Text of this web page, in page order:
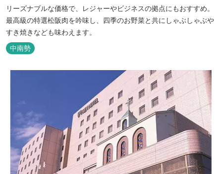
リーズナブルな価格で、レジャーやビジネスの拠点にもおすすめ。
最高級の特選松阪肉を吟味し、四季のお野菜と共にしゃぶしゃぶや
すき焼きなども味わえます。
中南勢